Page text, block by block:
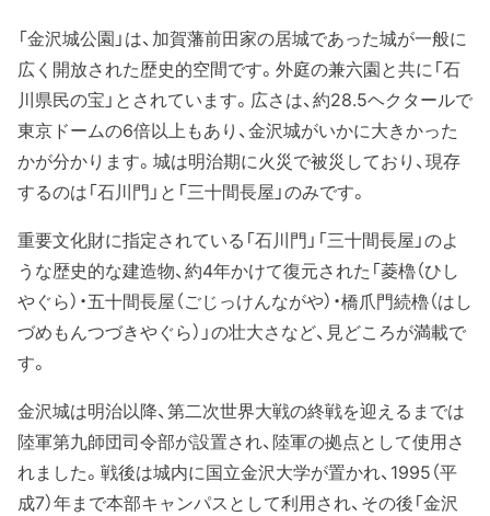
「金沢城公園」は、加賀藩前田家の居城であった城が一般に
広く開放された歴史的空間です。外庭の兼六園と共に「石
川県民の宝」とされています。広さは、約28.5ヘクタールで
東京ドームの6倍以上もあり、金沢城がいかに大きかった
かが分かります。城は明治期に火災で被災しており、現存
するのは「石川門」と「三十間長屋」のみです。
重要文化財に指定されている「石川門」「三十間長屋」のよ
うな歴史的な建造物、約4年かけて復元された「菱櫓（ひし
やぐら）・五十間長屋（ごじっけんながや）・橋爪門続櫓（はし
づめもんつづきやぐら）」の壮大さなど、見どころが満載で
す。
金沢城は明治以降、第二次世界大戦の終戦を迎えるまでは
陸軍第九師団司令部が設置され、陸軍の拠点として使用さ
れました。戦後は城内に国立金沢大学が置かれ、1995（平
成7）年まで本部キャンパスとして利用され、その後「金沢